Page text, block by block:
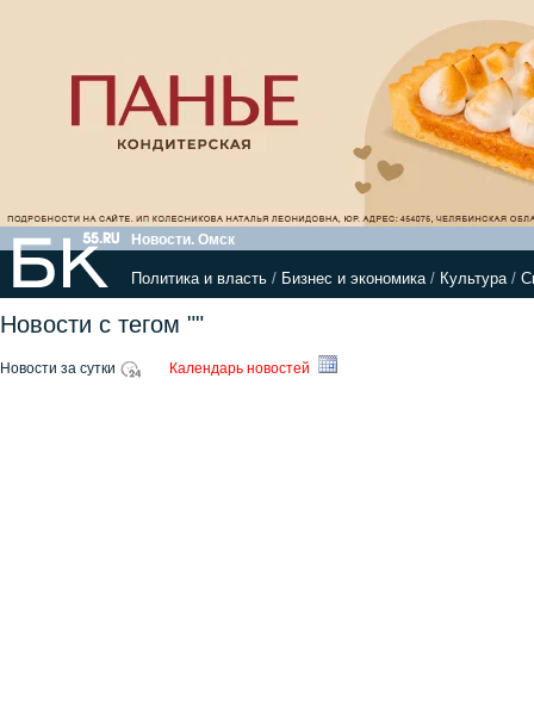
Новости. Омск
Политика и власть / Бизнес и экономика/ Культура/
Новости с тегом ""
Новости за сутки Календарь новостей